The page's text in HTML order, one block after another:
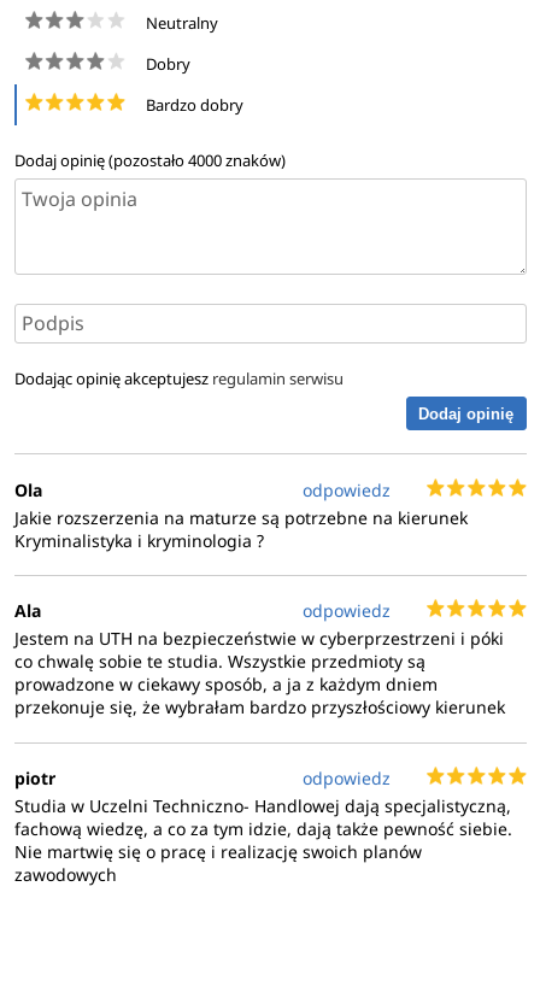
Neutralny
Dobry
Bardzo dobry
Dodaj opinię (pozostało4000znaków)
Dodając opinię akceptujesz regulamin serwisu
Dodaj opinię
Ola
odpowiedz
Jakie rozszerzenia na maturze są potrzebne na kierunek
Kryminalistyka i kryminologia ?
Ala
odpowiedz
Jestem na UTH na bezpieczeństwie w cyberprzestrzeni i póki
co chwalę sobie te studia. Wszystkie przedmioty są
prowadzone w ciekawy sposób, a ja z każdym dniem
przekonuje się, że wybrałam bardzo przyszłościowy kierunek
piotr
odpowiedz
Studia w Uczelni Techniczno- Handlowej dają specjalistyczną,
fachową wiedzę, a co za tym idzie, dają także pewność siebie.
Nie martwię się o pracę i realizację swoich planów
zawodowych